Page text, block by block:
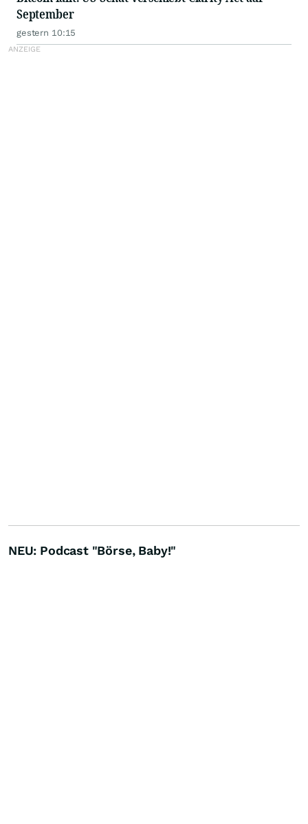
September
gestern 10:15
NEU: Podcast "Börse, Baby!"